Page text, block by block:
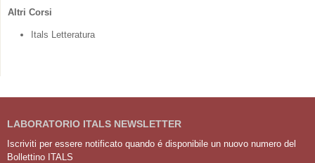
Altri Corsi
Itals Letteratura
LABORATORIO ITALS NEWSLETTER
Iscriviti per essere notificato quando é disponibile un nuovo numero del
Bollettino ITALS